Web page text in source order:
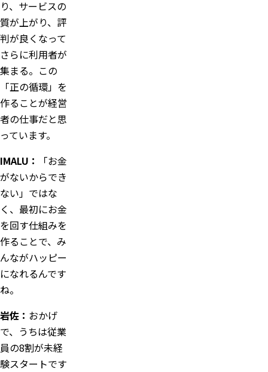
り、サービスの
質が上がり、評
判が良くなって
さらに利用者が
集まる。この
「正の循環」を
作ることが経営
者の仕事だと思
っています。
IMALU：
「お金
がないからでき
ない」ではな
く、最初にお金
を回す仕組みを
作ることで、み
んながハッピー
になれるんです
ね。
岩佐： おかげ
で、うちは従業
員の8割が未経
験スタートです